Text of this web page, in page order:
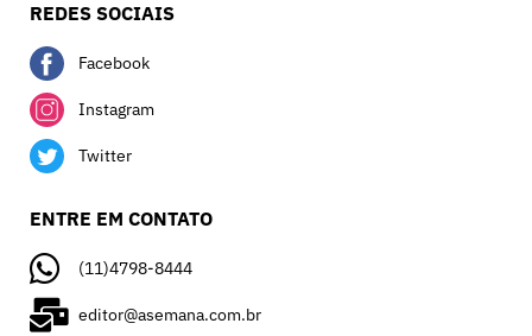
REDES SOCIAIS
Facebook
Instagram
Twitter
ENTRE EM CONTATO
(11)4798-8444
editor@asemana.com.br